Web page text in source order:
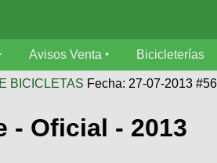
Avisos Venta Bicicleterías
BICICLETAS Fecha: 27-07-2013
- Oficial - 2013